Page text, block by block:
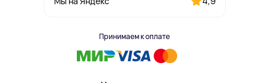
Принимаем к оплате